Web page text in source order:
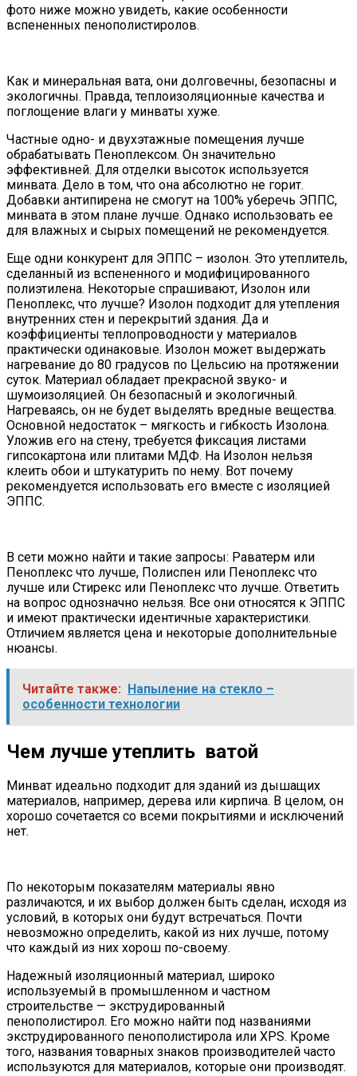
фото ниже можно увидеть, какие особенности
вспененных пенополистиролов.
Как и минеральная вата, они долговечны, безопасны и
экологичны. Правда, теплоизоляционные качества и
поглощение влаги у минваты хуже.
Частные одно- и двухэтажные помещения лучше
обрабатывать Пеноплексом. Он значительно
эффективней. Для отделки высоток используется
минвата. Дело в том, что она абсолютно не горит.
Добавки антипирена не смогут на 100% уберечь ЭППС,
минвата в этом плане лучше. Однако использовать ее
для влажных и сырых помещений не рекомендуется.
Еще одни конкурент для ЭППС – изолон. Это утеплитель,
сделанный из вспененного и модифицированного
полиэтилена. Некоторые спрашивают, Изолон или
Пеноплекс, что лучше? Изолон подходит для утепления
внутренних стен и перекрытий здания. Да и
коэффициенты теплопроводности у материалов
практически одинаковые. Изолон может выдержать
нагревание до 80 градусов по Цельсию на протяжении
суток. Материал обладает прекрасной звуко- и
шумоизоляцией. Он безопасный и экологичный.
Нагреваясь, он не будет выделять вредные вещества.
Основной недостаток – мягкость и гибкость Изолона.
Уложив его на стену, требуется фиксация листами
гипсокартона или плитами МДФ. На Изолон нельзя
клеить обои и штукатурить по нему. Вот почему
рекомендуется использовать его вместе с изоляцией
ЭППС.
В сети можно найти и такие запросы: Раватерм или
Пеноплекс что лучше, Полиспен или Пеноплекс что
лучше или Стирекс или Пеноплекс что лучше. Ответить
на вопрос однозначно нельзя. Все они относятся к ЭППС
и имеют практически идентичные характеристики.
Отличием является цена и некоторые дополнительные
нюансы.
Читайте также: Напыление на стекло –
особенности технологии
Чем лучше утеплить ватой
Минват идеально подходит для зданий из дышащих
материалов, например, дерева или кирпича. В целом, он
хорошо сочетается со всеми покрытиями и исключений
нет.
По некоторым показателям материалы явно
различаются, и их выбор должен быть сделан, исходя из
условий, в которых они будут встречаться. Почти
невозможно определить, какой из них лучше, потому
что каждый из них хорош по-своему.
Надежный изоляционный материал, широко
используемый в промышленном и частном
строительстве — экструдированный
пенополистирол. Его можно найти под названиями
экструдированного пенополистирола или XPS. Кроме
того, названия товарных знаков производителей часто
используются для материалов, которые они производят.